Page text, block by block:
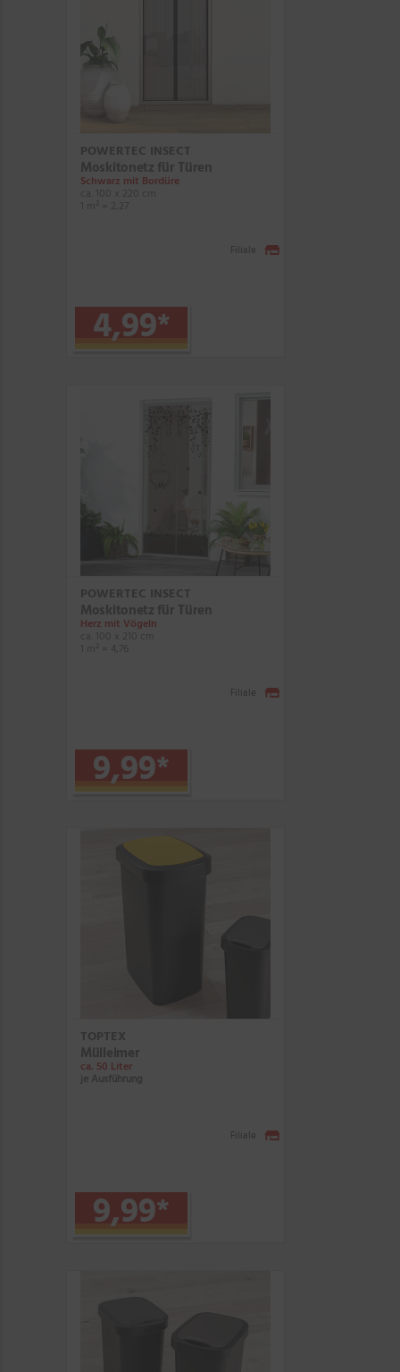
POWERTEC INSECT
Moskitonetz für Türen
Schwarz mit Bordüre
4,99*
Filiale
POWERTEC INSECT
Moskitonetz für Türen
Herz mit Vögeln
9,99*
Filiale
TOPTEX
Mülleimer
ca. 50 Liter
je Ausführung
9,99*
Filiale